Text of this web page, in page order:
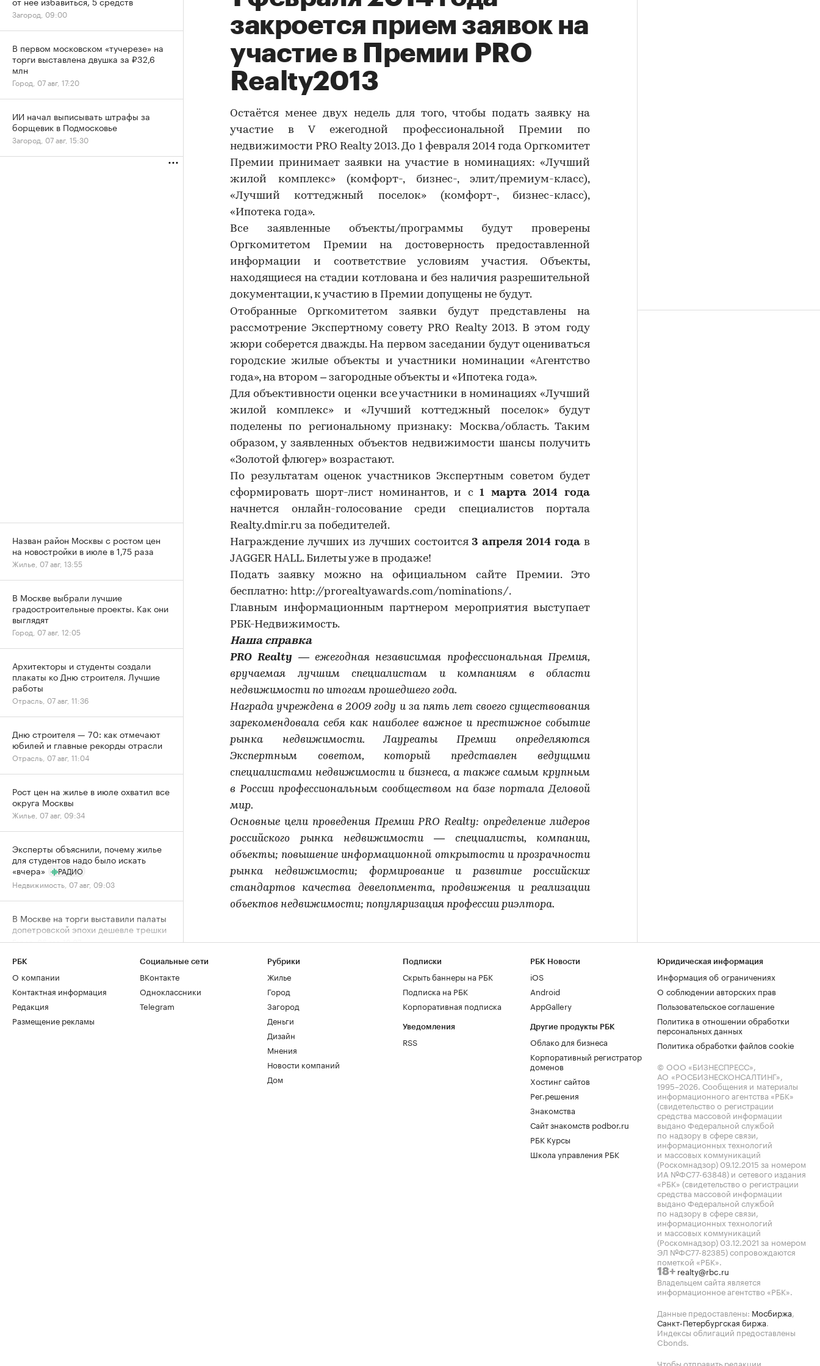
закроется прием заявок на
участие в Премии PRO
Realty2013
Остаётся менее двух недель для того, чтобы подать заявку на
участие вV
ежегодной профессиональной Премии по
недвижимости PRO Realty2013. До 1 февраля 2014 года Оргкомитет
Премии принимает заявки на участие в номинациях: «Лучший
жилой комплекс» (комфорт-, бизнес-, элит/премиум-класс),
«Лучший коттеджный поселок» (комфорт-, бизнес-класс),
«Ипотека года».
Все заявленные объекты/программы будут проверены
Оргкомитетом Премии на достоверность предоставленной
информации и соответствие условиям участия. Объекты,
находящиеся на стадии котлована и без наличия разрешительной
документации, к участию в Премии допущены не будут.
Отобранные Оргкомитетом заявки будут представлены на
рассмотрение Экспертному совету PRO Realty2013. В этом году
жюри соберется дважды. На первом заседании будут оцениваться
городские жилые объекты и участники номинации «Агентство
года», на втором – загородные объекты и «Ипотека года».
Для объективности оценки все участники в номинациях «Лучший
жилой комплекс» и «Лучший коттеджный поселок» будут
поделены по региональному признаку: Москва/область. Таким
образом, у заявленных объектов недвижимости шансы получить
«Золотой флюгер» возрастают.
По результатам оценок участников Экспертным советом будет
сформировать шорт-лист номинантов, и с1 марта 2014
года
начнется онлайн-голосование среди специалистов портала
Realty.dmir.ru за победителей.
Награждение лучших из лучших состоится3 апреля 2014 года в
JAGGER HALL. Билеты уже в продаже!
Подать заявку можно на официальном сайте Премии. Это
бесплатно: http://prorealtyawards.com/nominations/.
Главным информационным партнером мероприятия выступает
РБК-Недвижимость.
Наша справка
PRO Realty — ежегодная независимая профессиональная Премия,
вручаемая лучшим специалистам и компаниям в области
недвижимости по итогам прошедшего года.
Награда учреждена в 2009 году и за пять лет своего существования
зарекомендовала себя как наиболее важное и престижное событие
рынка недвижимости. Лауреаты Премии определяются
Экспертным советом, который представлен ведущими
специалистами недвижимости и бизнеса, а также самым крупным
в России профессиональным сообществом на базе портала Деловой
мир.
Основные цели проведения Премии PRO Realty: определение лидеров
российского рынка недвижимости — специалисты, компании,
объекты; повышение информационной открытости и прозрачности
рынка недвижимости; формирование и развитие российских
стандартов качества девелопмента, продвижения и реализации
объектов недвижимости; популяризация профессии риэлтора.
Загород, 09:00
В первом московском «тучерезе» на
торги выставлена двушка за ₽32,6
млн
Город, 07 авг, 17:20
ИИ начал выписывать штрафы за
борщевик в Подмосковье
Загород, 07 авг, 15:30
Назван район Москвы с ростом цен
на новостройки в июле в 1,75 раза
Жилье, 07 авг, 13:55
В Москве выбрали лучшие
градостроительные проекты. Как они
выглядят
Город, 07 авг, 12:05
Архитекторы и студенты создали
плакаты ко Дню строителя. Лучшие
работы
Отрасль, 07 авг, 11:36
Дню строителя — 70: как отмечают
юбилей и главные рекорды отрасли
Отрасль, 07 авг, 11:04
Рост цен на жилье в июле охватил все
округа Москвы
Жилье, 07 авг, 09:34
Эксперты объяснили, почему жилье
для студентов надо было искать
«вчера»
РАДИО
Недвижимость, 07 авг, 09:03
В Москве на торги выставили палаты
допетровской эпохи дешевле трешки
Город, 06 авг, 18:07
Собянин заявил о максимальном за
пять лет темпе строительства метро
Город, 06 авг, 15:52
РБК
О компании
Контактная информация
Редакция
Размещение рекламы
Социальные сети
ВКонтакте
Одноклассники
Telegram
Рубрики
Жилье
Город
Загород
Деньги
Дизайн
Мнения
Новости компаний
Дом
Подписки
Скрыть баннеры на РБК
Подписка на РБК
Корпоративная подписка
Уведомления
RSS
РБК Новости
iOS
Android
AppGallery
Другие продукты РБК
Облако для бизнеса
Корпоративный регистратор
доменов
Хостинг сайтов
Рег.решения
Знакомства
Сайт знакомств podbor.ru
РБК Курсы
Школа управления РБК
Юридическая информация
Информация об ограничениях
О соблюдении авторских прав
Пользовательское соглашение
Политика в отношении обработки
персональных данных
Политика обработки файлов cookie
© ООО «БИЗНЕСПРЕСС»,
АО «РОСБИЗНЕСКОНСАЛТИНГ»,
1995–2026. Сообщения и материалы
информационного агентства «РБК»
(свидетельство о регистрации
средства массовой информации
выдано Федеральной службой
по надзору в сфере связи,
информационных технологий
и массовых коммуникаций
(Роскомнадзор) 09.12.2015 за номером
ИА №ФС77-63848) и сетевого издания
«РБК» (свидетельство о регистрации
средства массовой информации
выдано Федеральной службой
по надзору в сфере связи,
информационных технологий
и массовых коммуникаций
(Роскомнадзор) 03.12.2021 за номером
ЭЛ №ФС77-82385) сопровождаются
пометкой «РБК».
18+ realty@rbc.ru
Владельцем сайта является
информационное агентство «РБК».
Данные предоставлены: Мосбиржа,
Санкт-Петербургская биржа.
Индексы облигаций предоставлены
Cbonds.
Чтобы отправить редакции